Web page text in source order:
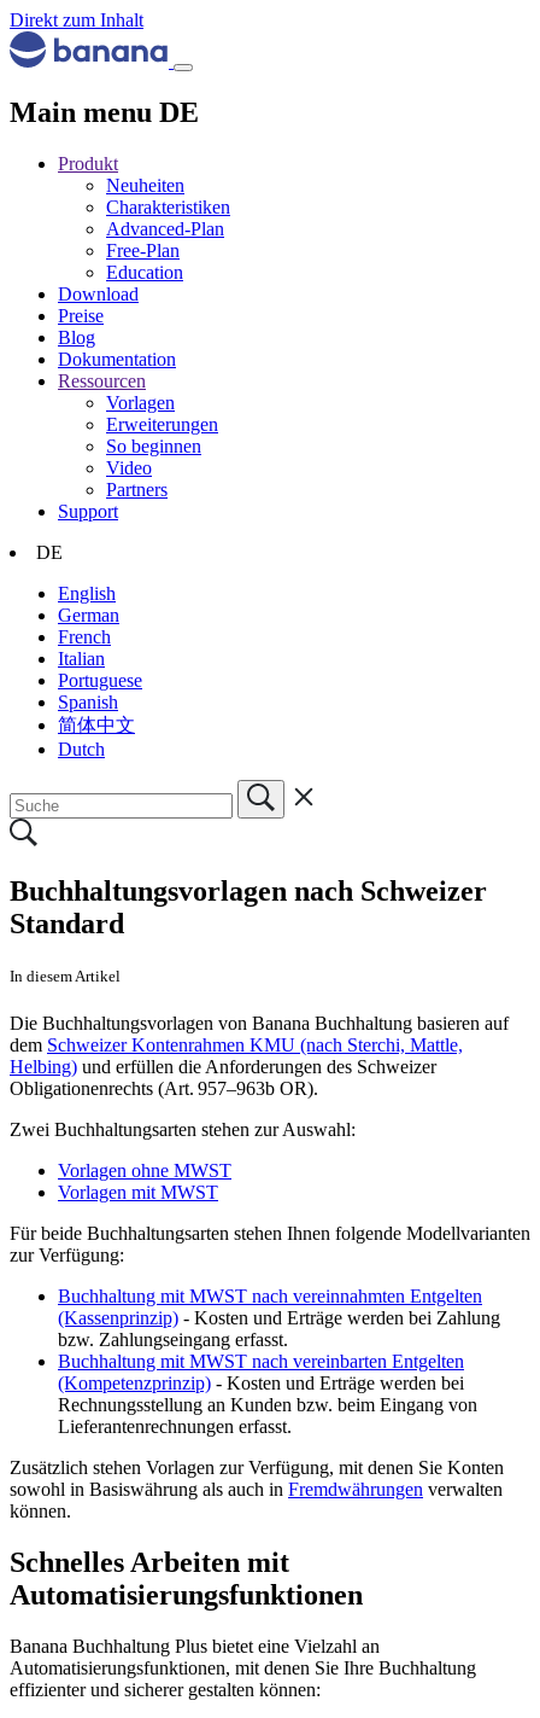
Direkt zum Inhalt
Main menu DE
Produkt
Neuheiten
Charakteristiken
Advanced-Plan
Free-Plan
Education
Download
Preise
Blog
Dokumentation
Ressourcen
Vorlagen
Erweiterungen
So beginnen
Video
Partners
Support
DE
English
German
French
Italian
Portuguese
Spanish
简体中文
Dutch
Buchhaltungsvorlagen nach Schweizer
Standard
In diesem Artikel
Die Buchhaltungsvorlagen von Banana Buchhaltung basieren auf
dem Schweizer Kontenrahmen KMU (nach Sterchi, Mattle,
Helbing) und erfüllen die Anforderungen des Schweizer
Obligationenrechts (Art. 957–963b OR).
Zwei Buchhaltungsarten stehen zur Auswahl:
Vorlagen ohne MWST
Vorlagen mit MWST
Für beide Buchhaltungsarten stehen Ihnen folgende Modellvarianten
zur Verfügung:
Buchhaltung mit MWST nach vereinnahmten Entgelten
(Kassenprinzip) - Kosten und Erträge werden bei Zahlung
bzw. Zahlungseingang erfasst.
Buchhaltung mit MWST nach vereinbarten Entgelten
(Kompetenzprinzip) - Kosten und Erträge werden bei
Rechnungsstellung an Kunden bzw. beim Eingang von
Lieferantenrechnungen erfasst.
Zusätzlich stehen Vorlagen zur Verfügung, mit denen Sie Konten
sowohl in Basiswährung als auch in Fremdwährungen verwalten
können.
Schnelles Arbeiten mit
Automatisierungsfunktionen
Banana Buchhaltung Plus bietet eine Vielzahl an
Automatisierungsfunktionen, mit denen Sie Ihre Buchhaltung
effizienter und sicherer gestalten können: